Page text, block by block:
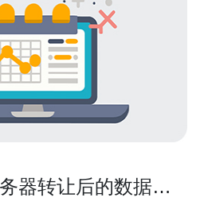
器转让后的数据清